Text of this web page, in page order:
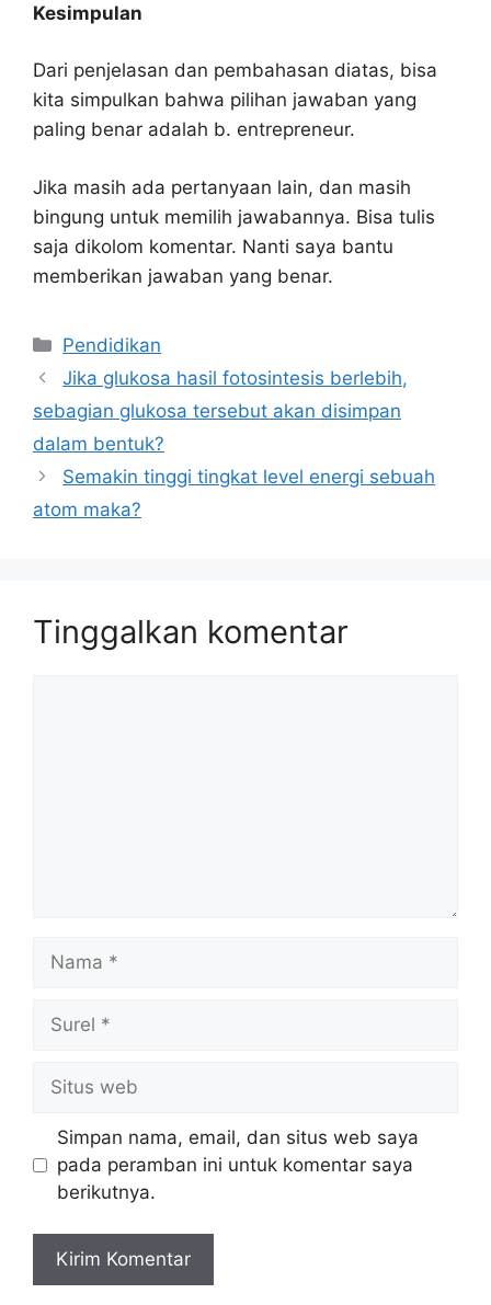
Kesimpulan
Dari penjelasan dan pembahasan diatas, bisa
kita simpulkan bahwa pilihan jawaban yang
paling benar adalah b. entrepreneur.
Jika masih ada pertanyaan lain, dan masih
bingung untuk memilih jawabannya. Bisa tulis
saja dikolom komentar. Nanti saya bantu
memberikan jawaban yang benar.
Kategori
Pendidikan
Jika glukosa hasil fotosintesis berlebih,
sebagian glukosa tersebut akan disimpan
dalam bentuk?
Semakin tinggi tingkat level energi sebuah
atom maka?
Tinggalkan komentar
web
Simpan nama, email, dan situs web saya
pada peramban ini untuk komentar saya
berikutnya.